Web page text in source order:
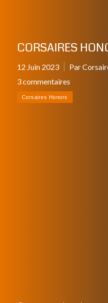
CORSAIRES
12 Juin 2023
Par
3 commentaires